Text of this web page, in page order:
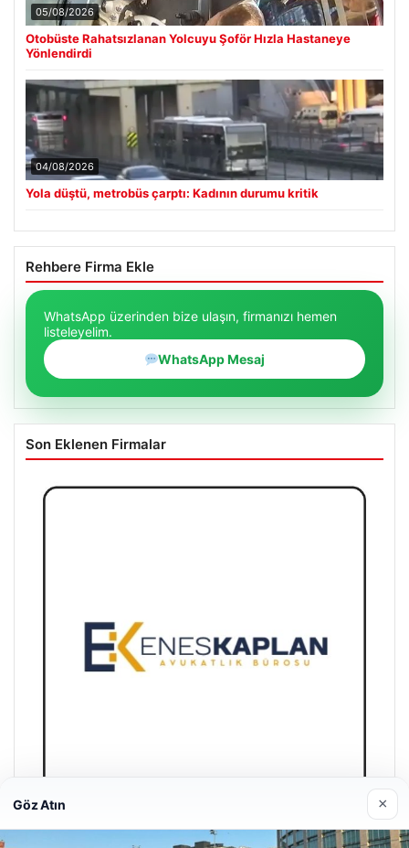
05/08/2026
Otobüste Rahatsızlanan Yolcuyu Şoför Hızla Hastaneye
Yönlendirdi
04/08/2026
Yola düştü, metrobüs çarptı: Kadının durumu kritik
Rehbere Firma Ekle
WhatsApp üzerinden bize ulaşın, firmanızı hemen
listeleyelim.
WhatsApp Mesaj
Son Eklenen Firmalar
Göz Atın ×